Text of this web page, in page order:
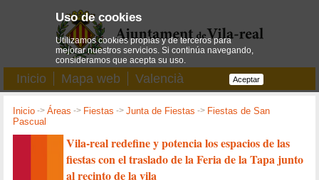
Inicio Mapa web Valencià
Inicio ->Áreas -> Fiestas ->Junta de Fiestas -> Fiestas de San
Pascual
Vila-real redefine y potencia los espacios de las
fiestas con el traslado de la Feria de la Tapa junto
al recinto de la vila
Uso de cookies
Utilizamos cookies propias y de terceros para
mejorar nuestros servicios. Si continúa navegando,
consideramos que acepta su uso.
Aceptar